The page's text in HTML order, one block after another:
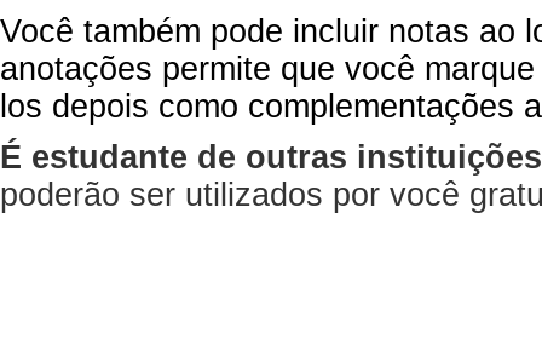
Você também pode incluir notas ao
anotações permite que você
los depois como complementações
É estudante de outras
poderão ser utilizados por você